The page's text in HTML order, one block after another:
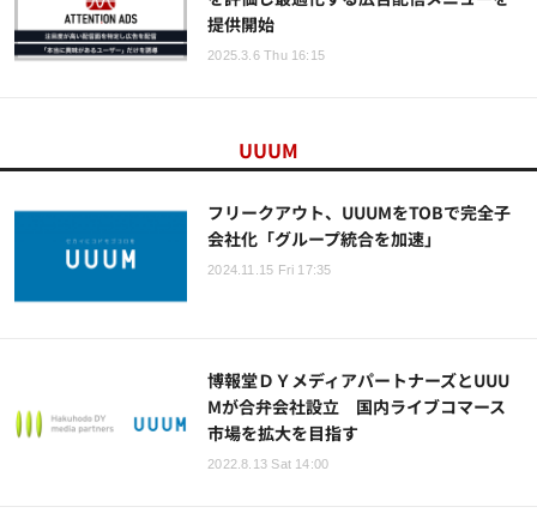
提供開始
2025.3.6 Thu 16:15
UUUM
フリークアウト、UUUMをTOBで完全子
会社化「グループ統合を加速」
2024.11.15 Fri 17:35
博報堂ＤＹメディアパートナーズとUUU
Mが合弁会社設立 国内ライブコマース
市場を拡大を目指す
2022.8.13 Sat 14:00